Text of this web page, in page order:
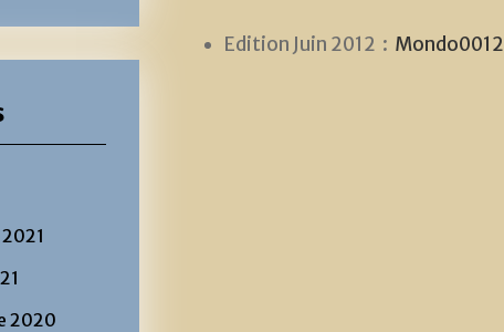
Edition Juin 2012 : Mondo0012
2020